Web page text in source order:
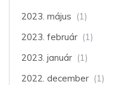
2023. május (1)
2023. február (1)
2023. január (1)
2022. december (1)